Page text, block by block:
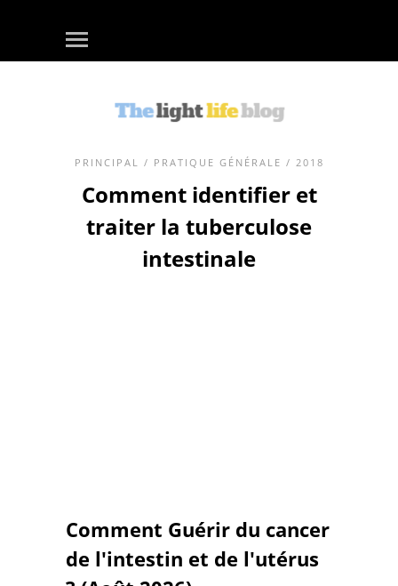
PRINCIPAL / PRATIQUE GÉNÉRALE / 2018
Comment identifier et
traiter la tuberculose
intestinale
Comment Guérir du cancer
de l'intestin et de l'utérus